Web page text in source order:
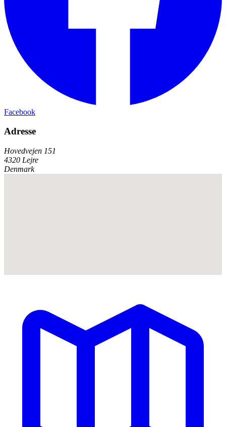
Facebook
Adresse
Hovedvejen 151
4320 Lejre
Denmark